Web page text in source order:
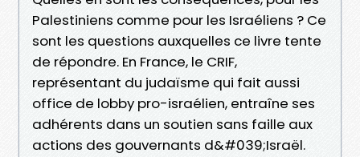
Palestiniens comme pour les Israéliens ? Ce
sont les questions auxquelles ce livre tente
de répondre. En France, le CRIF,
représentant du judaïsme qui fait aussi
office de lobby pro-israélien, entraîne ses
adhérents dans un soutien sans faille aux
actions des gouvernants d&#039;Israël.